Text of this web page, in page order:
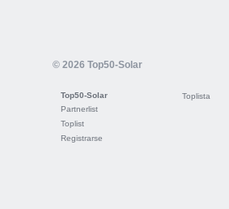
© 2026 Top50-Solar
Top50-Solar
Partnerlist
Toplist
Registrarse
Toplista